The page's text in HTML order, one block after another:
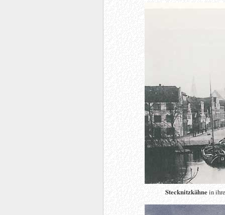
Stecknitzkähnein